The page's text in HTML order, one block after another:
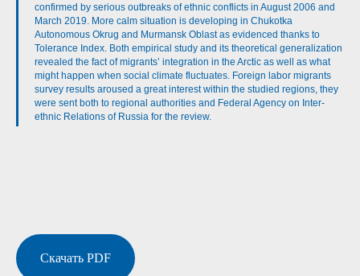
confirmed by serious outbreaks of ethnic conflicts in August 2006 and
March 2019. More calm situation is developing in Chukotka
Autonomous Okrug and Murmansk Oblast as evidenced thanks to
Tolerance Index. Both empirical study and its theoretical generalization
revealed the fact of migrants’ integration in the Arctic as well as what
might happen when social climate fluctuates. Foreign labor migrants
survey results aroused a great interest within the studied regions, they
were sent both to regional authorities and Federal Agency on Inter-
ethnic Relations of Russia for the review.
Скачать PDF